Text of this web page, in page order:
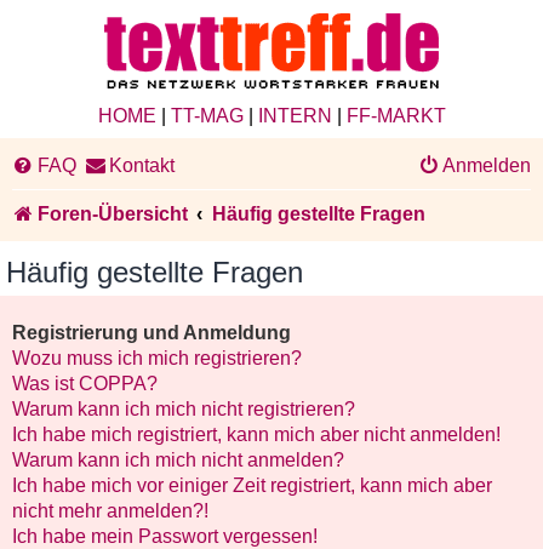
HOME TT-MAG| INTERN FF-MARKT
FAQ Kontakt Anmelden
Foren-Übersicht Häufig gestellte Fragen
Häufig gestellte Fragen
Registrierung und Anmeldung
Wozu muss ich mich registrieren?
Was ist COPPA?
Warum kann ich mich nicht registrieren?
Ich habe mich registriert, kann mich aber nicht anmelden!
Warum kann ich mich nicht anmelden?
Ich habe mich vor einiger Zeit registriert, kann mich aber
nicht mehr anmelden?!
Ich habe mein Passwort vergessen!